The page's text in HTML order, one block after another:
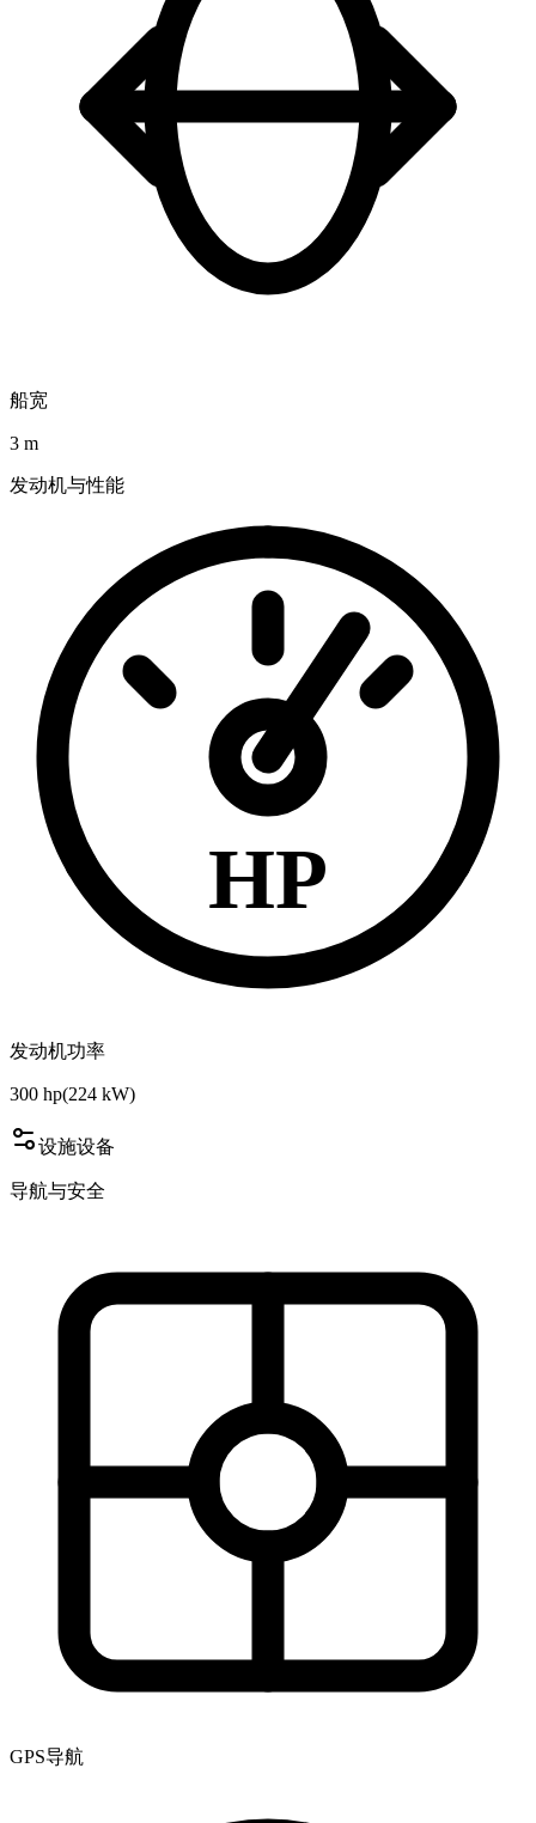
船宽
3 m
发动机与性能
HP
发动机功率
300 hp(224 kW)
设施设备
导航与安全
GPS导航